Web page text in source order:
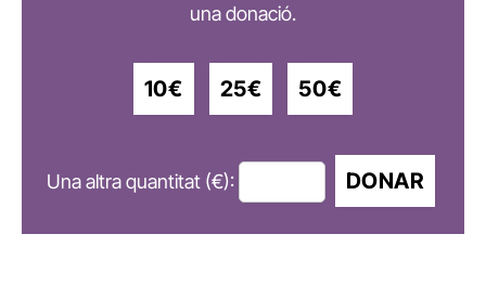
una donació.
10€ 25€ 50€
Una altra quantitat (€): DONAR